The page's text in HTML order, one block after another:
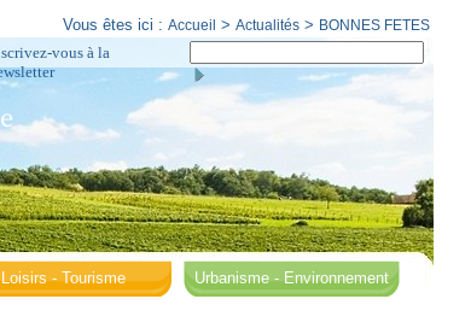
Vous êtes ici : Accueil > Actualités > BONNES FETES
vous à la
Loisirs - Tourisme Urbanisme - Environnement